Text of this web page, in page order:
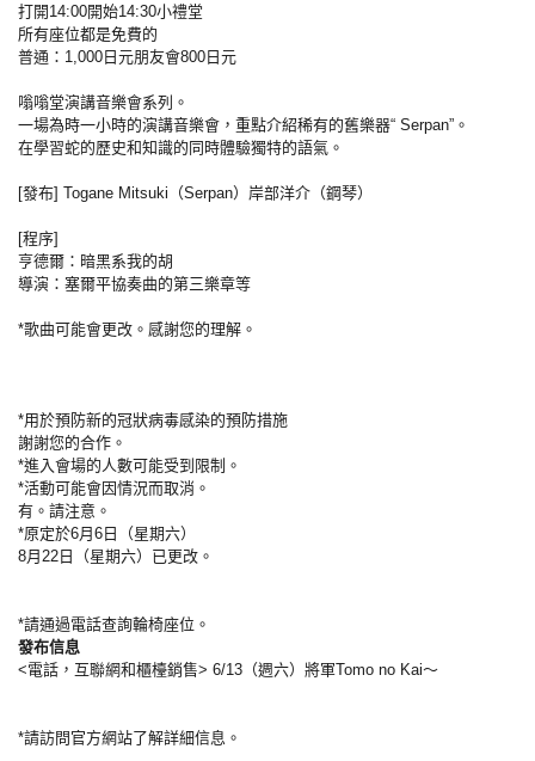
打開14:00開始14:30小禮堂
所有座位都是免費的
普通：1,000日元朋友會800日元
嗡嗡堂演講音樂會系列。
一場為時一小時的演講音樂會，重點介紹稀有的舊樂器“ Serpan”。
在學習蛇的歷史和知識的同時體驗獨特的語氣。
[發布] Togane Mitsuki（Serpan）岸部洋介（鋼琴）
[程序]
亨德爾：暗黑系我的胡
導演：塞爾平協奏曲的第三樂章等
*歌曲可能會更改。感謝您的理解。
*用於預防新的冠狀病毒感染的預防措施
謝謝您的合作。
*進入會場的人數可能受到限制。
*活動可能會因情況而取消。
有。請注意。
*原定於6月6日（星期六）
8月22日（星期六）已更改。
*請通過電話查詢輪椅座位。
發布信息
<電話，互聯網和櫃檯銷售> 6/13（週六）將軍Tomo no Kai〜
*請訪問官方網站了解詳細信息。